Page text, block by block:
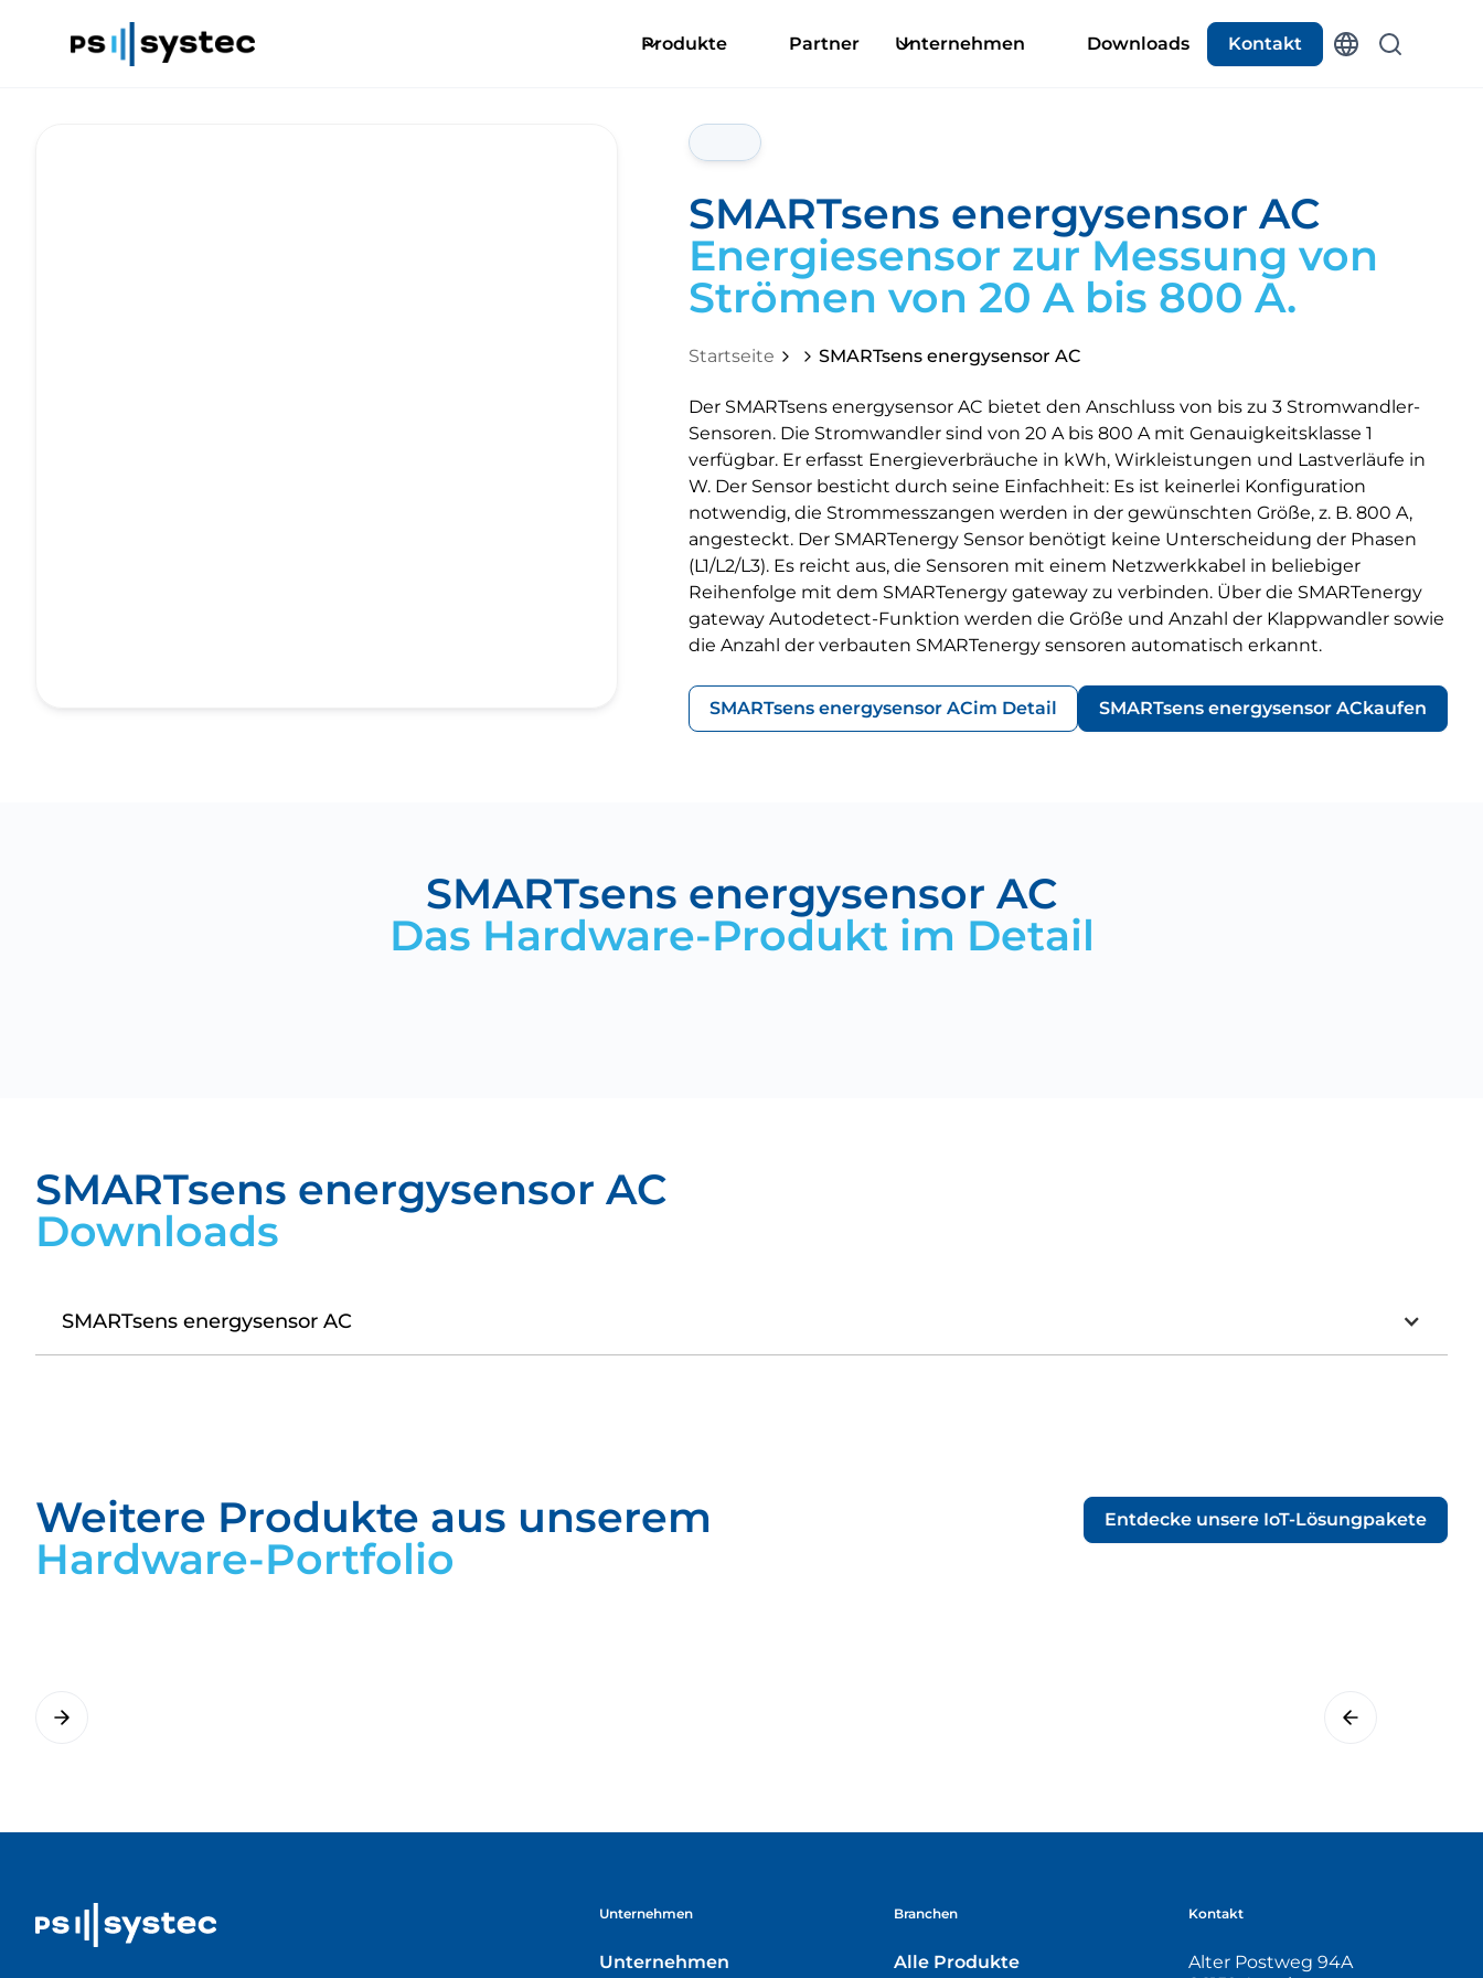
Produkte Partner Unternehmen Downloads Kontakt
SMARTsens energysensor AC
Energiesensor zur Messung von
Strömen von 20 A bis 800 A.
Startseite SMARTsens energysensor AC
Der SMARTsens energysensor AC bietet den Anschluss von bis zu 3 Stromwandler-
Sensoren. Die Stromwandler sind von 20 A bis 800 A mit Genauigkeitsklasse 1
verfügbar. Er erfasst Energieverbräuche in kWh, Wirkleistungen und Lastverläufe in
W. Der Sensor besticht durch seine Einfachheit: Es ist keinerlei Konfiguration
notwendig, die Strommesszangen werden in der gewünschten Größe, z. B. 800 A,
angesteckt. Der SMARTenergy Sensor benötigt keine Unterscheidung der Phasen
(L1/L2/L3). Es reicht aus, die Sensoren mit einem Netzwerkkabel in beliebiger
Reihenfolge mit dem SMARTenergy gateway zu verbinden. Über die SMARTenergy
gateway Autodetect-Funktion werden die Größe und Anzahl der Klappwandler sowie
die Anzahl der verbauten SMARTenergy sensoren automatisch erkannt.
SMARTsens energysensor ACim Detail SMARTsens energysensor ACkaufen
SMARTsens energysensor AC
Das Hardware-Produkt im Detail
SMARTsens energysensor AC
Downloads
SMARTsens energysensor AC
Weitere Produkte aus unserem
Hardware-Portfolio
Entdecke unsere IoT-Lösungpakete
Unternehmen
Unternehmen
Branchen
Alle Produkte
Kontakt
Alter Postweg 94A